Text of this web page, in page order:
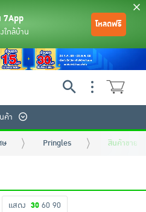
7App
ใกล้บ้าน
โหลดฟรี
ค้า
ษ Pringles สินค้าขายดี
แสดง 30 60 90